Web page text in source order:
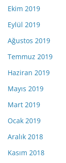
Ekim 2019
Eylül 2019
Ağustos 2019
Temmuz 2019
Haziran 2019
Mayıs 2019
Mart 2019
Ocak 2019
Aralık 2018
Kasım 2018